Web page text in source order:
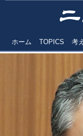
ホーム TOPICS 考